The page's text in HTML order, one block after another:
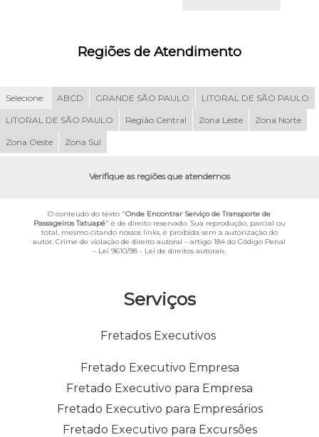
Serviços
Fretados Executivos
Fretado Executivo Empresa
Fretado Executivo para Empresa
Fretado Executivo para Empresários
Fretado Executivo para Excursões
Regiões de Atendimento
Selecione: ABCD GRANDE SÃO PAULO LITORAL DE SÃO PAULO
LITORAL DE SÃO PAULO Região Central Zona Leste Zona Norte
Zona Oeste Zona Sul
Verifique as regiões que atendemos
O conteúdo do texto "Onde Encontrar Serviço de Transporte de
Passageiros Tatuapé" é de direito reservado. Sua reprodução, parcial ou
total, mesmo citando nossos links, é proibida sem a autorização do
autor. Crime de violação de direito autoral – artigo 184 do Código Penal
– Lei 9610/98 - Lei de direitos autorais.